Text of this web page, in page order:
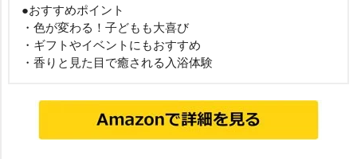
●おすすめポイント
・色が変わる！子どもも大喜び
・ギフトやイベントにもおすすめ
・香りと見た目で癒される入浴体験